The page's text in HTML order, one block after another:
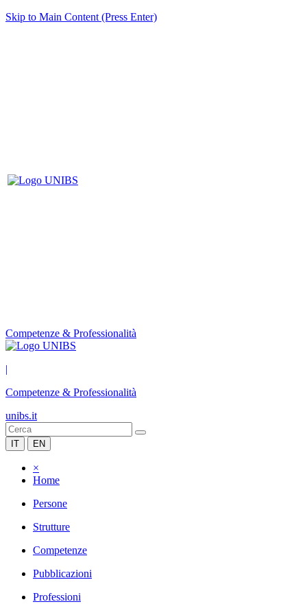
Skip to Main Content (Press Enter)
Competenze & Professionalità
|
Competenze & Professionalità
unibs.it
IT EN
×
Home
Persone
Strutture
Competenze
Pubblicazioni
Professioni